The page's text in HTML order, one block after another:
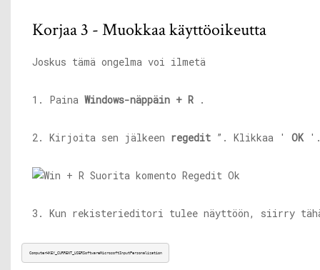
Korjaa 3 - Muokkaa käyttöoikeutta
Joskus tämä ongelma voi ilmetä
1. Paina Windows-näppäin + R .
2. Kirjoita sen jälkeen regedit ”. Klikkaa ' OK
3. Kun rekisterieditori tulee näyttöön, siirry
ComputerHKEY_CURRENT_USERSoftwareMicrosoftInputPersonalization